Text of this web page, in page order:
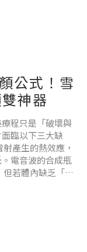
成能量」的整個
也很難被有效
公式！雪
神器
程只是「破壞與
臨以下三大缺
產生的熱效應，
電音波的合成瓶
若體內缺乏「合
擦保養品是不夠
保養」美顏組合